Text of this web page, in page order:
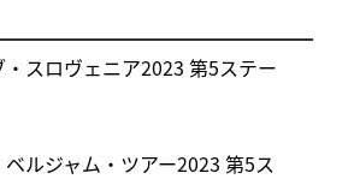
スロヴェニア2023 第5ステー
ルジャム・ツアー2023 第5ス